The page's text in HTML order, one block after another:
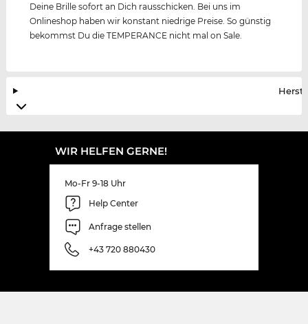
Deine Brille sofort an Dich rausschicken. Bei uns im
Onlineshop haben wir konstant niedrige Preise. So günstig
bekommst Du die TEMPERANCE nicht mal on Sale.
WIR HELFEN GERNE!
Mo-Fr 9-18 Uhr
Help Center
Anfrage stellen
+43 720 880430